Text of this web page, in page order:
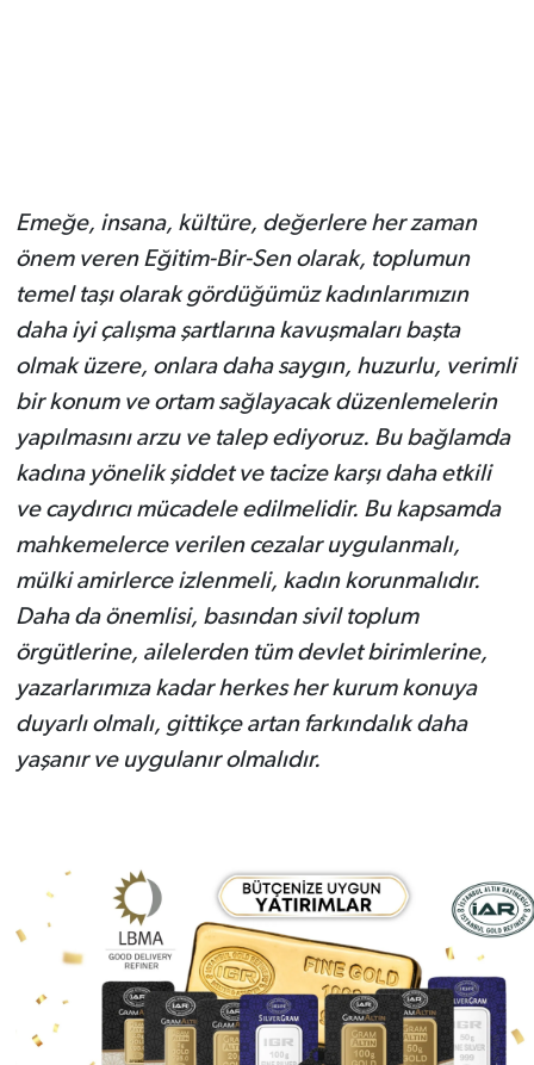
Emeğe, insana, kültüre, değerlere her zaman
önem veren Eğitim-Bir-Sen olarak, toplumun
temel taşı olarak gördüğümüz kadınlarımızın
daha iyi çalışma şartlarına kavuşmaları başta
olmak üzere, onlara daha saygın, huzurlu, verimli
bir konum ve ortam sağlayacak düzenlemelerin
yapılmasını arzu ve talep ediyoruz. Bu bağlamda
kadına yönelik şiddet ve tacize karşı daha etkili
ve caydırıcı mücadele edilmelidir. Bu kapsamda
mahkemelerce verilen cezalar uygulanmalı,
mülki amirlerce izlenmeli, kadın korunmalıdır.
Daha da önemlisi, basından sivil toplum
örgütlerine, ailelerden tüm devlet birimlerine,
yazarlarımıza kadar herkes her kurum konuya
duyarlı olmalı, gittikçe artan farkındalık daha
yaşanır ve uygulanır olmalıdır.